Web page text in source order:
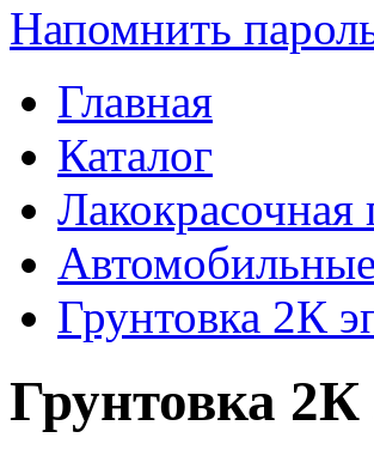
Напомнить
Главная
Каталог
Лакокрасочная
Грунтовка 2К
Грунтовка